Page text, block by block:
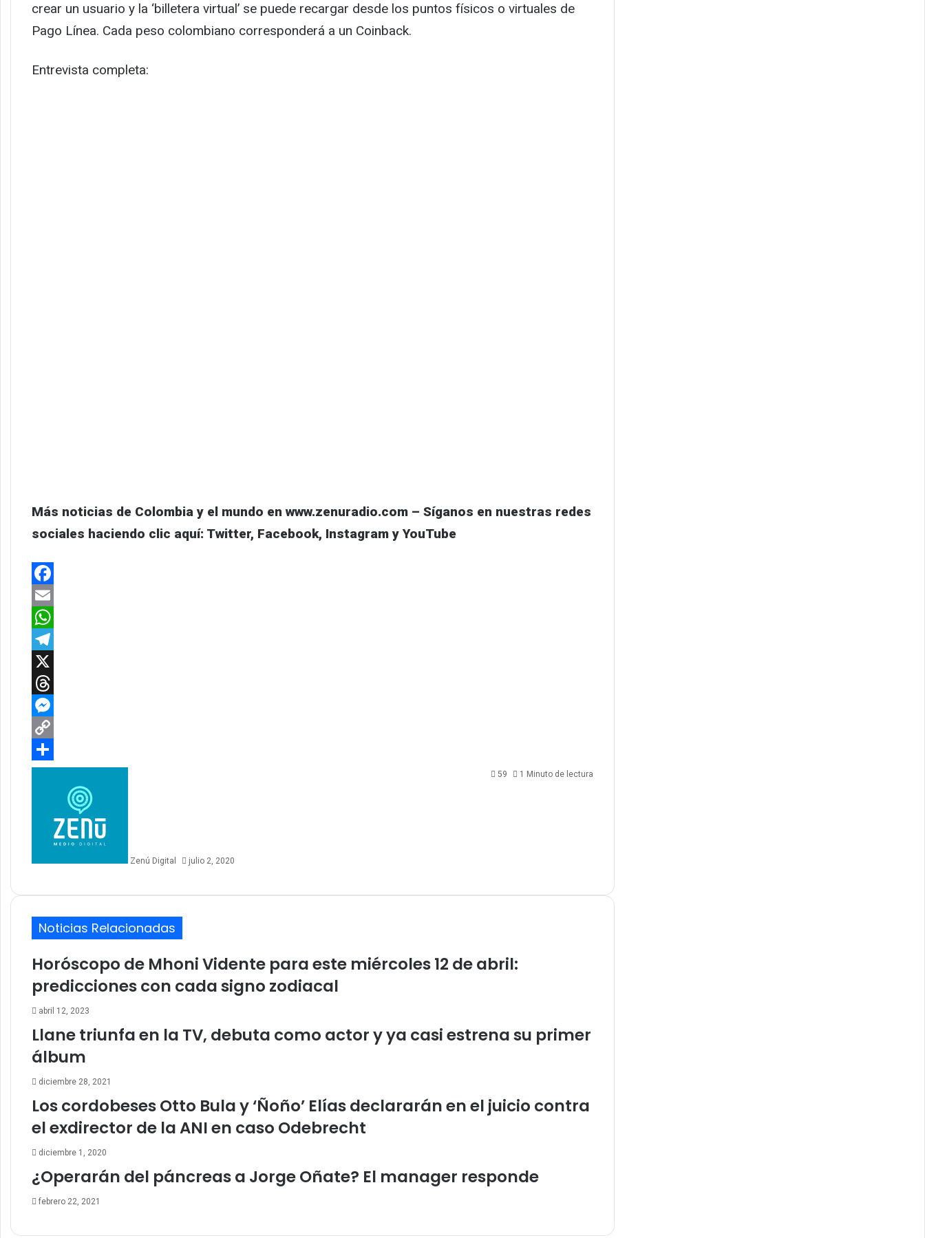
crear un usuario y la ‘billetera virtual’ se puede recargar desde los puntos físicos o virtuales de
Pago Línea. Cada peso colombiano corresponderá a un Coinback.
Entrevista completa:
Más noticias de Colombia y el mundo en www.zenuradio.com – Síganos en nuestras redes
sociales haciendo clic aquí: Twitter, Facebook, InstagramyYouTube
Facebook
Email
WhatsApp
Telegram
X
Threads
Messenger
Copy
Link
Compartir
Zenú Digital julio 2, 2020
59 1 Minuto de lectura
Noticias Relacionadas
Horóscopo de Mhoni Vidente para este miércoles 12 de abril:
predicciones con cada signo zodiacal
abril 12, 2023
Llane triunfa en la TV, debuta como actor y ya casi estrena su primer
álbum
diciembre 28, 2021
Los cordobeses Otto Bula y ‘Ñoño’ Elías declararán en el juicio contra
el exdirector de la ANI en caso Odebrecht
diciembre 1, 2020
¿Operarán del páncreas a Jorge Oñate? El manager responde
febrero 22, 2021